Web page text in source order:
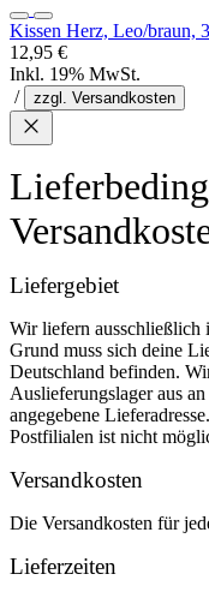
Kissen Herz, Leo/braun,
12,95 €
Inkl. 19% MwSt.
/
zzgl. Versandkosten
Liefergebiet
Wir liefern ausschließlich
Grund muss sich deine
Deutschland befinden.
Auslieferungslager aus
angegebene
Postfilialen ist nicht
Versandkosten
Die Versandkosten für
Lieferzeiten